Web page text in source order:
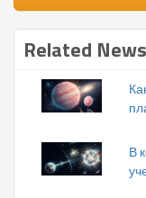
Related News
В